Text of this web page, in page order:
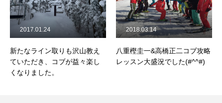
新たなライン取りも沢山教え
ていただき、コブが益々楽し
くなりました。
2017.01.24
八重樫圭一&高橋正二コブ攻略
レッスン大盛況でした(#^^#)
2018.03.14